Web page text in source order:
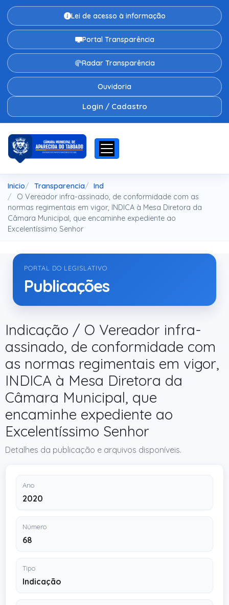
Lei de acesso à informação
Portal Transparência
Radar Transparência
Ouvidoria
Login / Cadastro
Inicio Transparencia
Ind
O Vereador infra-assinado, de conformidade com as
normas regimentais em vigor, INDICA à Mesa Diretora da
Câmara Municipal, que encaminhe expediente ao
Excelentíssimo Senhor
PORTAL DO LEGISLATIVO
Publicações
Indicação / O Vereador infra-
assinado, de conformidade com
as normas regimentais em vigor,
INDICA à Mesa Diretora da
Câmara Municipal, que
encaminhe expediente ao
Excelentíssimo Senhor
Detalhes da publicação e arquivos disponíveis.
Ano
2020
Número
68
Tipo
Indicação